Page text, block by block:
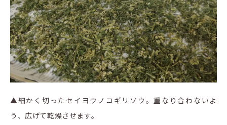
▲細かく切ったセイヨウノコギリソウ。重なり合わないよ
う、広げて乾燥させます。